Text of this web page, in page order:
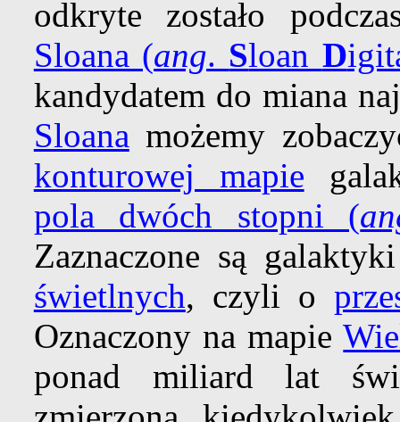
odkryte zostało
Sloana (ang. Sloan D
kandydatem do miana
Sloana możemy
konturowej mapie
pola dwóch stopni (
Zaznaczone są
świetlnych, czyli o
Oznaczony na mapie
ponad miliard lat